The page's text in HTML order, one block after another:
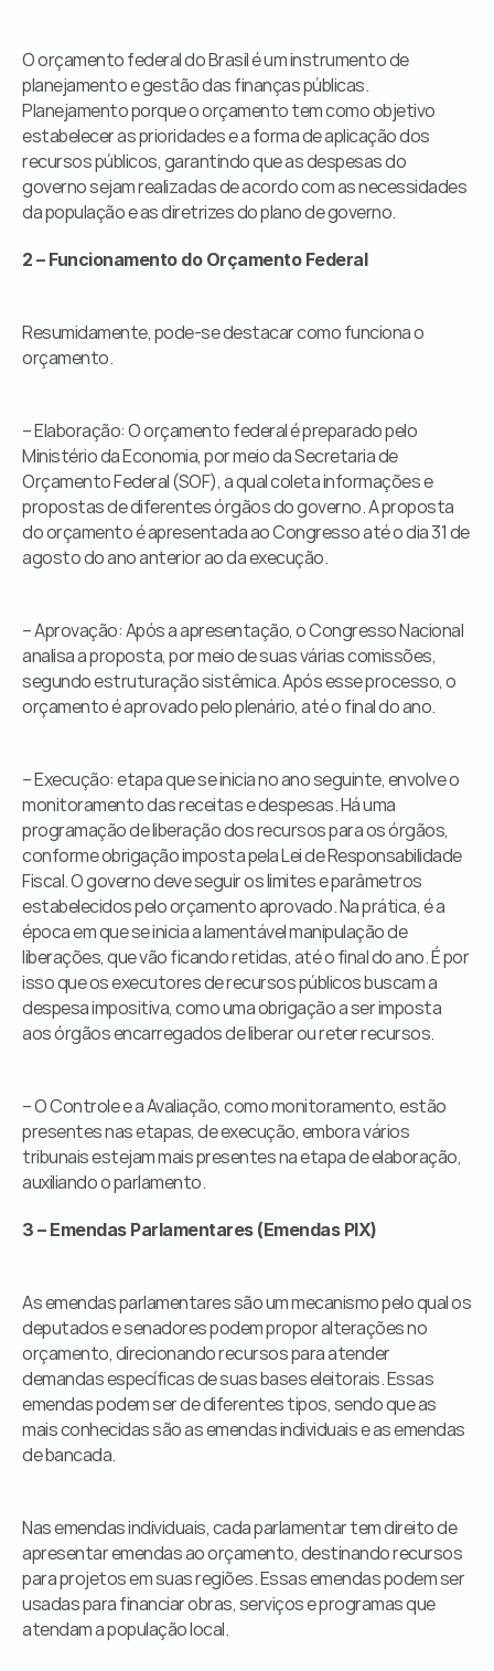
O orçamento federal do Brasil é um instrumento de
planejamento e gestão das finanças públicas.
Planejamento porque o orçamento tem como objetivo
estabelecer as prioridades e a forma de aplicação dos
recursos públicos, garantindo que as despesas do
governo sejam realizadas de acordo com as necessidades
da população e as diretrizes do plano de governo.
2 – Funcionamento do Orçamento Federal
Resumidamente, pode-se destacar como funciona o
orçamento.
– Elaboração: O orçamento federal é preparado pelo
Ministério da Economia, por meio da Secretaria de
Orçamento Federal (SOF), a qual coleta informações e
propostas de diferentes órgãos do governo. A proposta
do orçamento é apresentada ao Congresso até o dia 31 de
agosto do ano anterior ao da execução.
– Aprovação: Após a apresentação, o Congresso Nacional
analisa a proposta, por meio de suas várias comissões,
segundo estruturação sistêmica. Após esse processo, o
orçamento é aprovado pelo plenário, até o final do ano.
– Execução: etapa que se inicia no ano seguinte, envolve o
monitoramento das receitas e despesas. Há uma
programação de liberação dos recursos para os órgãos,
conforme obrigação imposta pela Lei de Responsabilidade
Fiscal. O governo deve seguir os limites e parâmetros
estabelecidos pelo orçamento aprovado. Na prática, é a
época em que se inicia a lamentável manipulação de
liberações, que vão ficando retidas, até o final do ano. É por
isso que os executores de recursos públicos buscam a
despesa impositiva, como uma obrigação a ser imposta
aos órgãos encarregados de liberar ou reter recursos.
– O Controle e a Avaliação, como monitoramento, estão
presentes nas etapas, de execução, embora vários
tribunais estejam mais presentes na etapa de elaboração,
auxiliando o parlamento.
3 – Emendas Parlamentares (Emendas PIX)
As emendas parlamentares são um mecanismo pelo qual os
deputados e senadores podem propor alterações no
orçamento, direcionando recursos para atender
demandas específicas de suas bases eleitorais. Essas
emendas podem ser de diferentes tipos, sendo que as
mais conhecidas são as emendas individuais e as emendas
de bancada.
Nas emendas individuais, cada parlamentar tem direito de
apresentar emendas ao orçamento, destinando recursos
para projetos em suas regiões. Essas emendas podem ser
usadas para financiar obras, serviços e programas que
atendam a população local.